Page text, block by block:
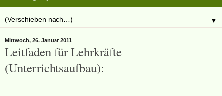
▼
Mittwoch, 26. Januar 2011
Leitfaden für Lehrkräfte
(Unterrichtsaufbau):